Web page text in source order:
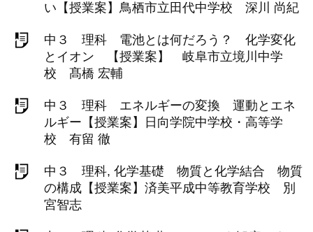
い【授業案】鳥栖市立田代中学校 深川 尚紀
中３ 理科 電池とは何だろう？ 化学変化
とイオン 【授業案】 岐阜市立境川中学
校 髙橋 宏輔
中３ 理科 エネルギーの変換 運動とエネ
ルギー【授業案】日向学院中学校・高等学
校 有留 徹
中３ 理科, 化学基礎 物質と化学結合 物質
の構成【授業案】済美平成中等教育学校 別
宮智志